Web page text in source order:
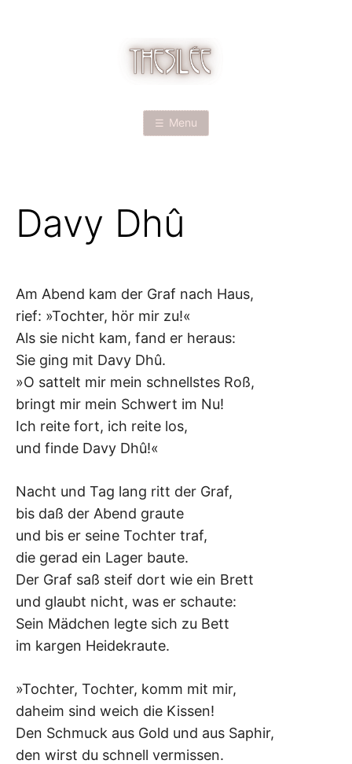
É
–
&
F
L
K
Menu
Davy Dhû
Am Abend kam der Graf nach Haus,
rief: »Tochter, hör mir zu!«
Als sie nicht kam, fand er heraus:
Sie ging mit Davy Dhû.
»O sattelt mir mein schnellstes Roß,
bringt mir mein Schwert im Nu!
Ich reite fort, ich reite los,
und finde Davy Dhû!«
Nacht und Tag lang ritt der Graf,
bis daß der Abend graute
und bis er seine Tochter traf,
die gerad ein Lager baute.
Der Graf saß steif dort wie ein Brett
und glaubt nicht, was er schaute:
Sein Mädchen legte sich zu Bett
im kargen Heidekraute.
»Tochter, Tochter, komm mit mir,
daheim sind weich die Kissen!
Den Schmuck aus Gold und aus Saphir,
den wirst du schnell vermissen.